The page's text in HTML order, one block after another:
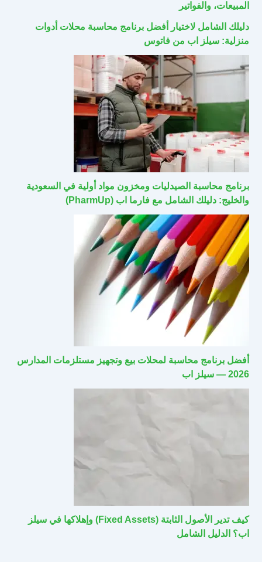
المبيعات، والفواتير
دليلك الشامل لاختيار أفضل برنامج محاسبة محلات أدوات
منزلية: سيلز اب من فاتوس
برنامج محاسبة الصيدليات ومخزون مواد أولية في السعودية
والخليج: دليلك الشامل مع فارما اب (PharmUp)
أفضل برنامج محاسبة لمحلات بيع وتجهيز مستلزمات المدارس
2026 — سيلز اب
كيف تدير الأصول الثابتة (Fixed Assets) وإهلاكها في سيلز
اب؟ الدليل الشامل